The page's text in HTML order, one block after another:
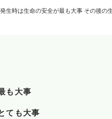
生時は生命の安全が最も大事 その後の
も大事
ても大事